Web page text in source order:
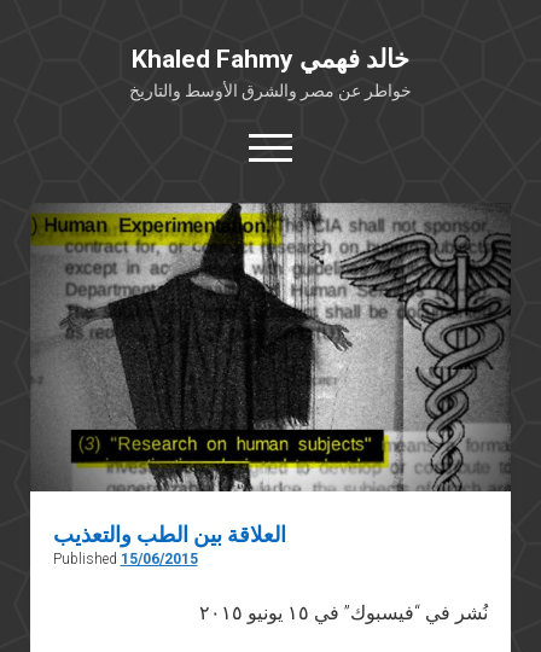
Khaled Fahmy خالد فهمي
خواطر عن مصر والشرق الأوسط والتاريخ
open
menu
twitterfacebook
خلفية شخصية
كتابات أكاديمية
مقالات صحافية
بوستات من فيسبوك
مقابلات في الإعلام
Languages
العلاقة بين الطب والتعذيب
Published 15/06/2015
نُشر في “فيسبوك” في ١٥ يونيو ٢٠١٥